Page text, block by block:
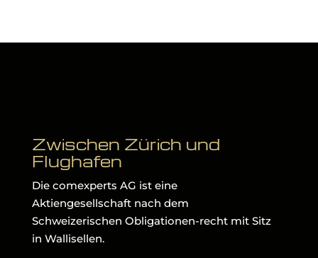
Zwischen Zürich und
Flughafen
Die comexperts AG ist eine
Aktiengesellschaft nach dem
Schweizerischen Obligationen-recht mit Sitz
in Wallisellen.